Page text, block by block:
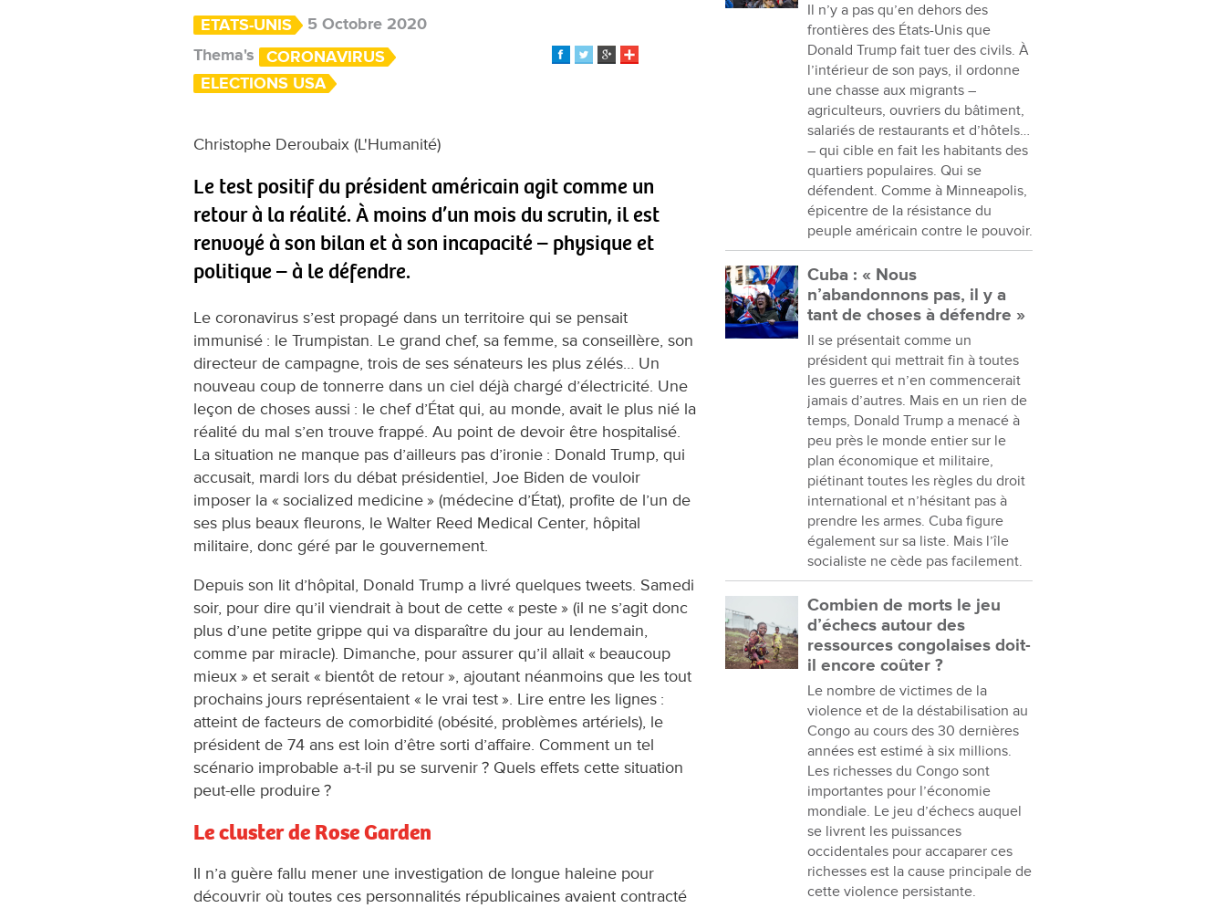
ETATS-UNIS
5 Octobre 2020
Thema's
CORONAVIRUS
ELECTIONS USA
Christophe Deroubaix (L'Humanité)
Le test positif du président américain agit comme un
retour à la réalité. À moins d’un mois du scrutin, il est
renvoyé à son bilan et à son incapacité – physique et
politique – à le défendre.
Le coronavirus s’est propagé dans un territoire qui se pensait
immunisé : le Trumpistan. Le grand chef, sa femme, sa conseillère, son
directeur de campagne, trois de ses sénateurs les plus zélés… Un
nouveau coup de tonnerre dans un ciel déjà chargé d’électricité. Une
leçon de choses aussi : le chef d’État qui, au monde, avait le plus nié la
réalité du mal s’en trouve frappé. Au point de devoir être hospitalisé.
La situation ne manque pas d’ailleurs pas d’ironie : Donald Trump, qui
accusait, mardi lors du débat présidentiel, Joe Biden de vouloir
imposer la « socialized medicine » (médecine d’État), profite de l’un de
ses plus beaux fleurons, le Walter Reed Medical Center, hôpital
militaire, donc géré par le gouvernement.
Depuis son lit d’hôpital, Donald Trump a livré quelques tweets. Samedi
soir, pour dire qu’il viendrait à bout de cette « peste » (il ne s’agit donc
plus d’une petite grippe qui va disparaître du jour au lendemain,
comme par miracle). Dimanche, pour assurer qu’il allait « beaucoup
mieux » et serait « bientôt de retour », ajoutant néanmoins que les tout
prochains jours représentaient « le vrai test ». Lire entre les lignes :
atteint de facteurs de comorbidité (obésité, problèmes artériels), le
président de 74 ans est loin d’être sorti d’affaire. Comment un tel
scénario improbable a-t-il pu se survenir ? Quels effets cette situation
peut-elle produire ?
Le cluster de Rose Garden
Il n’a guère fallu mener une investigation de longue haleine pour
découvrir où toutes ces personnalités républicaines avaient contracté
Il n’y a pas qu’en dehors des
frontières des États-Unis que
Donald Trump fait tuer des civils. À
l’intérieur de son pays, il ordonne
une chasse aux migrants –
agriculteurs, ouvriers du bâtiment,
salariés de restaurants et d’hôtels…
– qui cible en fait les habitants des
quartiers populaires. Qui se
défendent. Comme à Minneapolis,
épicentre de la résistance du
peuple américain contre le pouvoir.
Cuba : « Nous
n’abandonnons pas, il y a
tant de choses à défendre »
Il se présentait comme un
président qui mettrait fin à toutes
les guerres et n’en commencerait
jamais d’autres. Mais en un rien de
temps, Donald Trump a menacé à
peu près le monde entier sur le
plan économique et militaire,
piétinant toutes les règles du droit
international et n’hésitant pas à
prendre les armes. Cuba figure
également sur sa liste. Mais l’île
socialiste ne cède pas facilement.
Combien de morts le jeu
d’échecs autour des
ressources congolaises doit-
il encore coûter ?
Le nombre de victimes de la
violence et de la déstabilisation au
Congo au cours des 30 dernières
années est estimé à six millions.
Les richesses du Congo sont
importantes pour l’économie
mondiale. Le jeu d’échecs auquel
se livrent les puissances
occidentales pour accaparer ces
richesses est la cause principale de
cette violence persistante.